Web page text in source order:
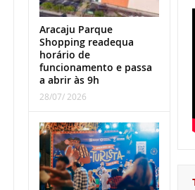
Aracaju Parque
Shopping readequa
horário de
funcionamento e passa
a abrir às 9h
28/07/ 2026